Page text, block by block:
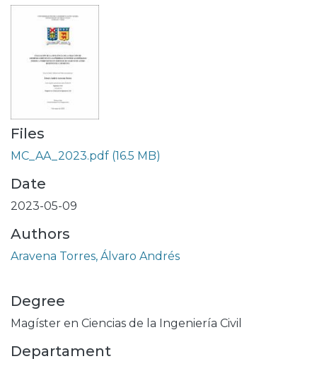
Files
MC_AA_2023.pdf (16.5 MB)
Date
2023-05-09
Authors
Aravena Torres, Álvaro Andrés
Degree
Magíster en Ciencias de la Ingeniería Civil
Departament